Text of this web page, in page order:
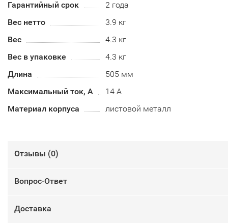
Гарантийный срок
2 года
Вес нетто
3.9 кг
Вес
4.3 кг
Вес в упаковке
4.3 кг
Длина
505 мм
Максимальный ток, А
14 А
Материал корпуса
листовой металл
Отзывы (0)
Вопрос-Ответ
Доставка